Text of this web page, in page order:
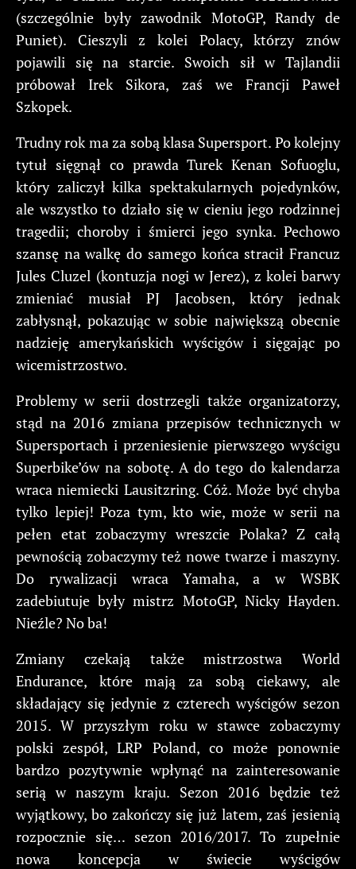
(szczególnie były zawodnik MotoGP, Randy de
Puniet). Cieszyli z kolei Polacy, którzy znów
pojawili się na starcie. Swoich sił w Tajlandii
próbował Irek Sikora, zaś we Francji Paweł
Szkopek.
Trudny rok ma za sobą klasa Supersport. Po kolejny
tytuł sięgnął co prawda Turek Kenan Sofuoglu,
który zaliczył kilka spektakularnych pojedynków,
ale wszystko to działo się w cieniu jego rodzinnej
tragedii; choroby i śmierci jego synka. Pechowo
szansę na walkę do samego końca stracił Francuz
Jules Cluzel (kontuzja nogi w Jerez), z kolei barwy
zmieniać musiał PJ Jacobsen, który jednak
zabłysnął, pokazując w sobie największą obecnie
nadzieję amerykańskich wyścigów i sięgając po
wicemistrzostwo.
Problemy w serii dostrzegli także organizatorzy,
stąd na 2016 zmiana przepisów technicznych w
Supersportach i przeniesienie pierwszego wyścigu
Superbike’ów na sobotę. A do tego do kalendarza
wraca niemiecki Lausitzring. Cóż. Może być chyba
tylko lepiej! Poza tym, kto wie, może w serii na
pełen etat zobaczymy wreszcie Polaka? Z całą
pewnością zobaczymy też nowe twarze i maszyny.
Do rywalizacji wraca Yamaha, a w WSBK
zadebiutuje były mistrz MotoGP, Nicky Hayden.
Nieźle? No ba!
Zmiany czekają także mistrzostwa World
Endurance, które mają za sobą ciekawy, ale
składający się jedynie z czterech wyścigów sezon
2015. W przyszłym roku w stawce zobaczymy
polski zespół, LRP Poland, co może ponownie
bardzo pozytywnie wpłynąć na zainteresowanie
serią w naszym kraju. Sezon 2016 będzie też
wyjątkowy, bo zakończy się już latem, zaś jesienią
rozpocznie się… sezon 2016/2017. To zupełnie
nowa koncepcja w świecie wyścigów